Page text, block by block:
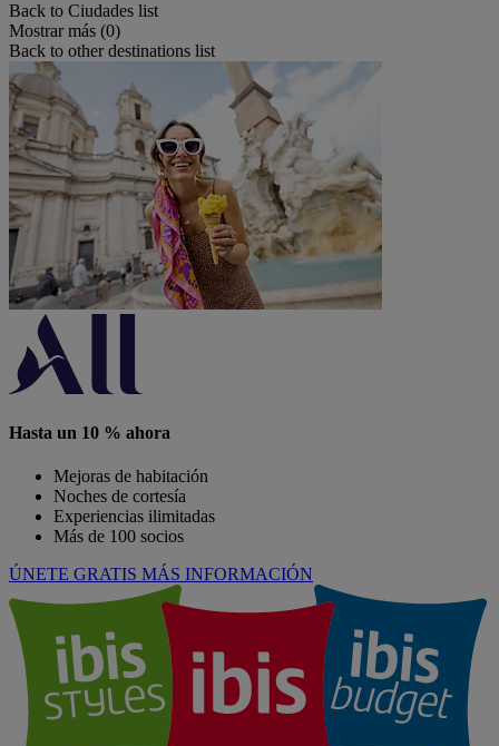
Back to Ciudades list
Mostrar más (0)
Back to other destinations list
Hasta un 10 % ahora
Mejoras de habitación
Noches de cortesía
Experiencias ilimitadas
Más de 100 socios
ÚNETE GRATIS MÁS INFORMACIÓN